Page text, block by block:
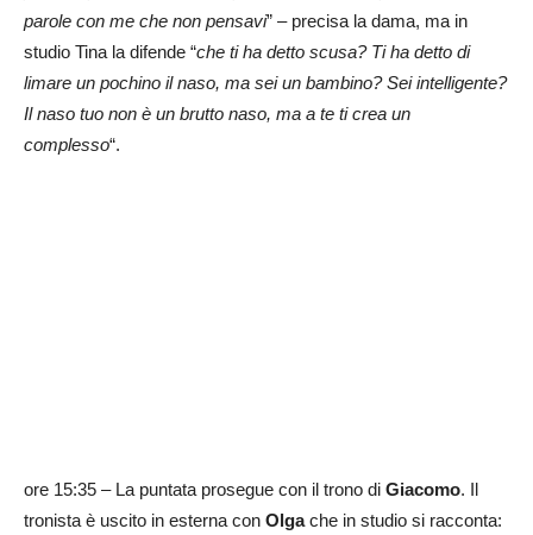
parole con me che non pensavi” – precisa la dama, ma in
studio Tina la difende “che ti ha detto scusa? Ti ha detto di
limare un pochino il naso, ma sei un bambino? Sei intelligente?
Il naso tuo non è un brutto naso, ma a te ti crea un
complesso“.
ore 15:35 – La puntata prosegue con il trono di Giacomo. Il
tronista è uscito in esterna con Olgache in studio si racconta: